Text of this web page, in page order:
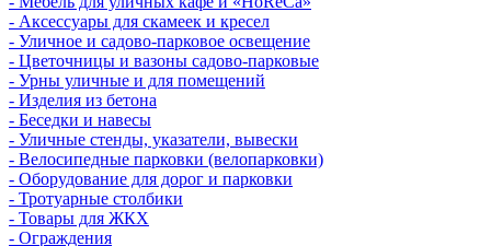
- Аксессуары для скамеек и кресел
- Уличное и садово-парковое освещение
- Цветочницы и вазоны садово-парковые
- Урны уличные и для помещений
- Изделия из бетона
- Беседки и навесы
- Уличные стенды, указатели, вывески
- Велосипедные парковки (велопарковки)
- Оборудование для дорог и парковки
- Тротуарные столбики
- Товары для ЖКХ
- Ограждения